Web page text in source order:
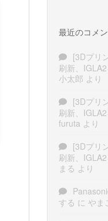
最近のコメ
[3Dプリ
刷新、
小太郎 より
[3Dプリ
刷新、
furuta より
[3Dプリ
刷新、
まる より
する に やま